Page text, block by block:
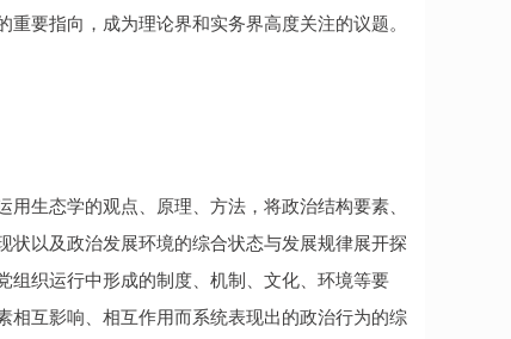
要指向，成为理论界和实务界高度关注的议题。
生态学的观点、原理、方法，将政治结构要素、
以及政治发展环境的综合状态与发展规律展开探
组织运行中形成的制度、机制、文化、环境等要
互影响、相互作用而系统表现出的政治行为的综